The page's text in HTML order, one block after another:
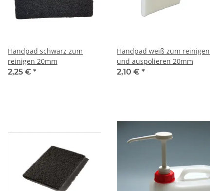
Handpad schwarz zum
reinigen 20mm
2,25 € *
Handpad weiß zum reinigen
und auspolieren 20mm
2,10 € *